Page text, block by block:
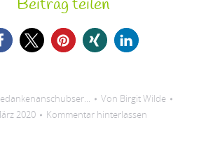
Beitrag teilen
Von Birgit Wilde
2020
Kommentar hinterlassen